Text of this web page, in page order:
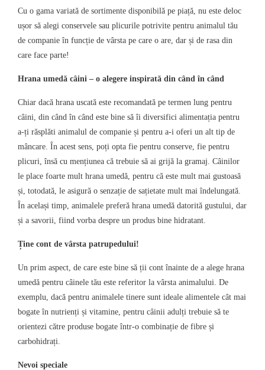
Cu o gama variată de sortimente disponibilă pe piață, nu este deloc
ușor să alegi conservele sau plicurile potrivite pentru animalul tău
de companie în funcție de vârsta pe care o are, dar și de rasa din
care face parte!
Hrana umedă câini – o alegere inspirată din când în când
Chiar dacă hrana uscată este recomandată pe termen lung pentru
câini, din când în când este bine să îi diversifici alimentația pentru
a-ți răsplăti animalul de companie și pentru a-i oferi un alt tip de
mâncare. În acest sens, poți opta fie pentru conserve, fie pentru
plicuri, însă cu mențiunea că trebuie să ai grijă la gramaj. Câinilor
le place foarte mult hrana umedă, pentru că este mult mai gustoasă
și, totodată, le asigură o senzație de sațietate mult mai îndelungată.
În același timp, animalele preferă hrana umedă datorită gustului, dar
și a savorii, fiind vorba despre un produs bine hidratant.
Ține cont de vârsta patrupedului!
Un prim aspect, de care este bine să ții cont înainte de a alege hrana
umedă pentru câinele tău este referitor la vârsta animalului. De
exemplu, dacă pentru animalele tinere sunt ideale alimentele cât mai
bogate în nutrienți și vitamine, pentru câinii adulți trebuie să te
orientezi către produse bogate într-o combinație de fibre și
carbohidrați.
Nevoi speciale